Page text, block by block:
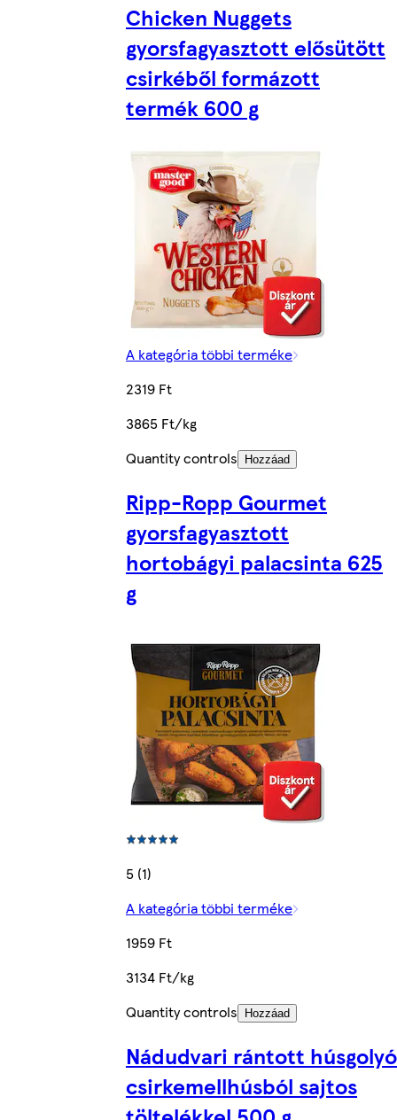
Chicken Nuggets
gyorsfagyasztott elősütött
csirkéből formázott
termék 600 g
A kategória többi terméke
2319 Ft
3865 Ft/kg
Quantity controls
Hozzáad
Ripp-Ropp Gourmet
gyorsfagyasztott
hortobágyi palacsinta 625
g
5 (1)
A kategória többi terméke
1959 Ft
3134 Ft/kg
Quantity controls
Hozzáad
Nádudvari rántott húsgolyó
csirkemellhúsból sajtos